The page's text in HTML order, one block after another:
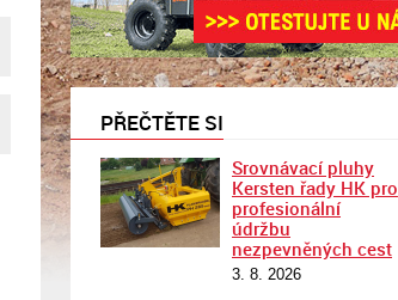
PŘEČTĚTE SI
Srovnávací pluhy
Kersten řady HK pro
profesionální
údržbu
nezpevněných cest
3. 8. 2026